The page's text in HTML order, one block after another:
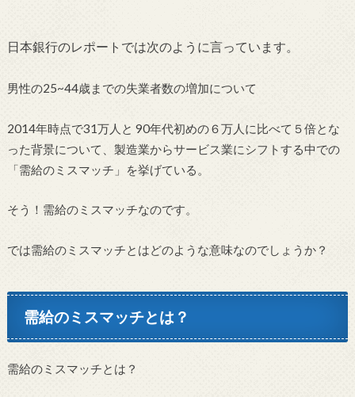
日本銀行のレポートでは次のように言っています。
男性の25~44歳までの失業者数の増加について
2014年時点で31万人と 90年代初めの６万人に比べて５倍とな
った背景について、製造業からサービス業にシフトする中での
「需給のミスマッチ」を挙げている。
そう！需給のミスマッチなのです。
では需給のミスマッチとはどのような意味なのでしょうか？
需給のミスマッチとは？
需給のミスマッチとは？